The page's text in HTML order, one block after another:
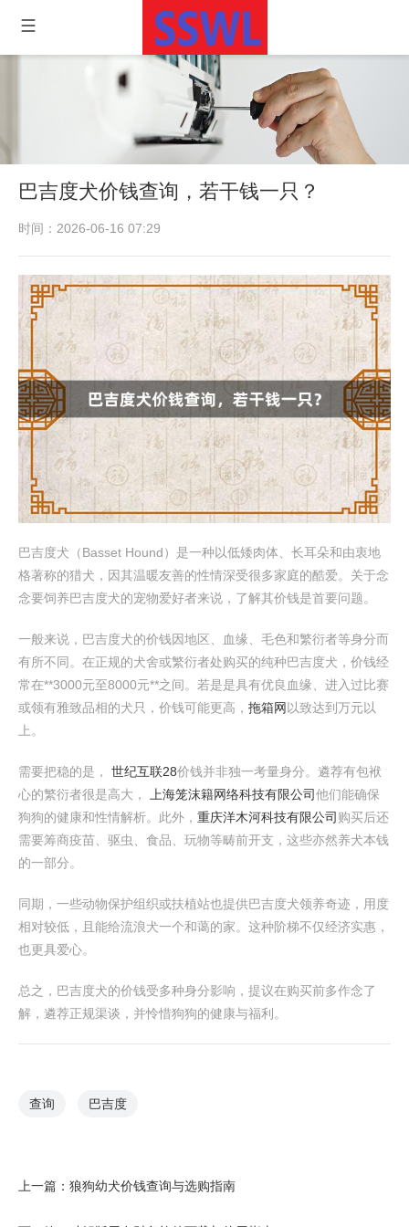
巴吉度犬价钱查询，若干钱一只？
时间：2026-06-16 07:29
巴吉度犬（Basset Hound）是一种以低矮肉体、长耳朵和由衷地
格著称的猎犬，因其温暖友善的性情深受很多家庭的酷爱。关于念
念要饲养巴吉度犬的宠物爱好者来说，了解其价钱是首要问题。
一般来说，巴吉度犬的价钱因地区、血缘、毛色和繁衍者等身分而
有所不同。在正规的犬舍或繁衍者处购买的纯种巴吉度犬，价钱经
常在**3000元至8000元**之间。若是是具有优良血缘、进入过比赛
或领有雅致品相的犬只，价钱可能更高， 拖箱网 以致达到万元以
上。
需要把稳的是， 世纪互联28价钱并非独一考量身分。遴荐有包袱
心的繁衍者很是高大，
上海笼沫籍网络科技有限公司他们能确保
狗狗的健康和性情解析。此外， 重庆洋木河科技有限公司 购买后还
需要筹商疫苗、驱虫、食品、玩物等畴前开支，这些亦然养犬本钱
的一部分。
同期，一些动物保护组织或扶植站也提供巴吉度犬领养奇迹，用度
相对较低，且能给流浪犬一个和蔼的家。这种阶梯不仅经济实惠，
也更具爱心。
总之，巴吉度犬的价钱受多种身分影响，提议在购买前多作念了
解，遴荐正规渠谈，并怜惜狗狗的健康与福利。
查询 巴吉度
上一篇： 狼狗幼犬价钱查询与选购指南